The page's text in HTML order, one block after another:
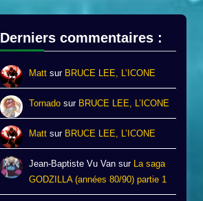
Derniers commentaires :
Matt sur BRUCE LEE, L’ICONE
Tornado sur BRUCE LEE, L’ICONE
Matt sur BRUCE LEE, L’ICONE
Jean-Baptiste Vu Van sur La saga
GODZILLA (années 80/90) partie 1